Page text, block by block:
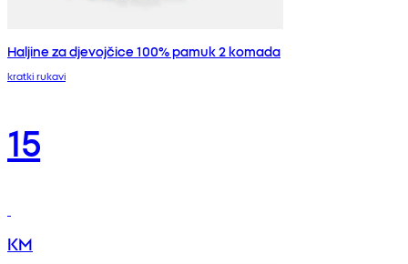
Haljine za djevojčice 100% pamuk 2 komada
kratki rukavi
15
KM